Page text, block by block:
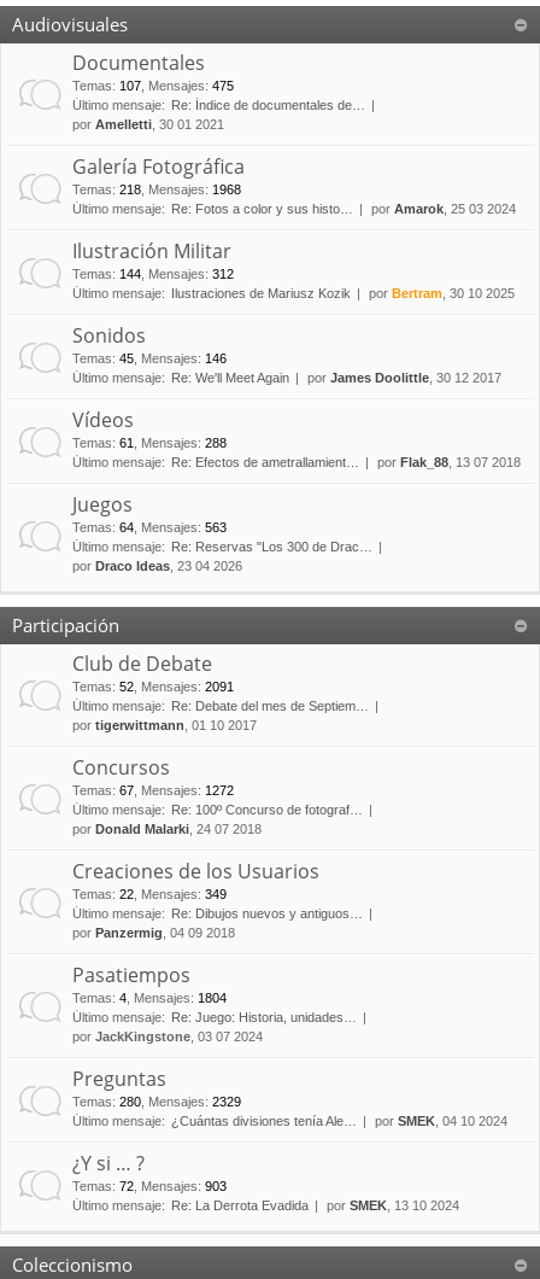
Audiovisuales
Documentales
Temas: 107 Mensajes: 475
Último mensaje:
Re: Índice de documentales de…
por Amelletti , 30 01 2021
Galería Fotográfica
Temas: 218 Mensajes: 1968
Último mensaje:
Re: Fotos a color y sus histo… por Amarok , 25 03 2024
Ilustración Militar
Temas: 144 Mensajes: 312
Último mensaje:
Ilustraciones de Mariusz Kozik por Bertram , 30 10 2025
Sonidos
Temas: 45 Mensajes: 146
Último mensaje:
Re: We'll Meet Again por James Doolittle , 30 12 2017
Vídeos
Temas: 61 Mensajes: 288
Último mensaje:
Re: Efectos de ametrallamient… por Flak_88 , 13 07 2018
Juegos
Temas: 64 Mensajes: 563
Último mensaje:
Re: Reservas "Los 300 de Drac…
por Draco Ideas , 23 04 2026
Participación
Club de Debate
Temas: 52 Mensajes: 2091
Último mensaje:
Re: Debate del mes de Septiem…
por tigerwittmann , 01 10 2017
Concursos
Temas: 67 Mensajes: 1272
Último mensaje:
Re: 100º Concurso de fotograf…
por Donald Malarki , 24 07 2018
Creaciones de los Usuarios
Temas: 22 Mensajes: 349
Último mensaje:
Re: Dibujos nuevos y antiguos…
por Panzermig , 04 09 2018
Pasatiempos
Temas: 4 Mensajes: 1804
Último mensaje:
Re: Juego: Historia, unidades…
por JackKingstone , 03 07 2024
Preguntas
Temas: 280 Mensajes: 2329
Último mensaje: ¿Cuántas divisiones tenía Ale… por SMEK , 04 10 2024
¿Y si … ?
Temas: 72 Mensajes: 903
Último mensaje:
Re: La Derrota Evadida por SMEK , 13 10 2024
Coleccionismo